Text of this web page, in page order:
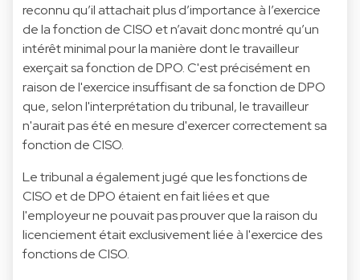
reconnu qu’il attachait plus d’importance à l’exercice
de la fonction de CISO et n’avait donc montré qu’un
intérêt minimal pour la manière dont le travailleur
exerçait sa fonction de DPO. C'est précisément en
raison de l'exercice insuffisant de sa fonction de DPO
que, selon l'interprétation du tribunal, le travailleur
n'aurait pas été en mesure d'exercer correctement sa
fonction de CISO.
Le tribunal a également jugé que les fonctions de
CISO et de DPO étaient en fait liées et que
l'employeur ne pouvait pas prouver que la raison du
licenciement était exclusivement liée à l'exercice des
fonctions de CISO.